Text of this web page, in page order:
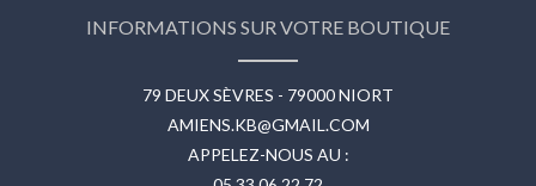
INFORMATIONS SUR VOTRE BOUTIQUE
79 DEUX SÈVRES - 79000 NIORT
AMIENS.KB@GMAIL.COM
APPELEZ-NOUS AU :